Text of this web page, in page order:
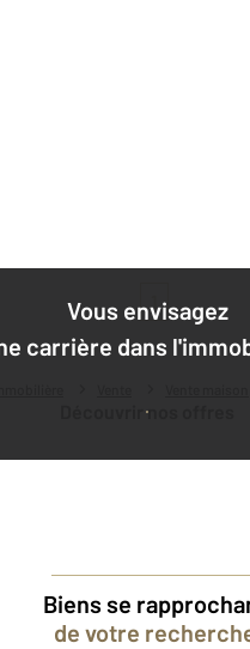
Vous envisagez
carrière dans
Découvrir nos offres
1
Biens se
de votre